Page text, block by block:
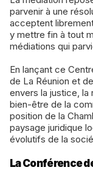
parvenir à une
acceptent
y mettre fin à tout
médiations qui
En lançant ce
de La Réunion et
envers la justice,
bien-être de la
position de la
paysage juridique
évolutifs de la
La Conférence